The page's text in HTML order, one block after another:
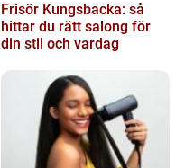
Frisör Kungsbacka: så
hittar du rätt salong för
din stil och vardag